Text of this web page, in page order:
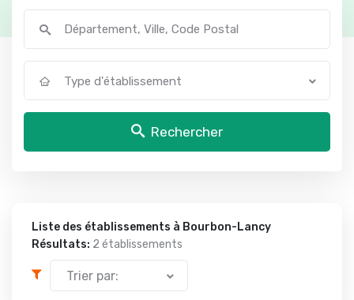
Type d'établissement
Rechercher
Liste des établissements à Bourbon-Lancy
Résultats: 2 établissements
Trier par: